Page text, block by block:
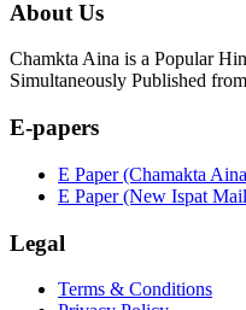
About Us
Chamkta Aina is a Popular
Simultaneously Published
E-papers
E Paper (Chamakta
E Paper (New Ispat
Legal
Terms & Conditions